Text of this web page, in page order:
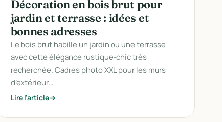
Décoration en bois brut pour
jardin et terrasse : idées et
bonnes adresses
Le bois brut habille un jardin ou une terrasse
avec cette élégance rustique-chic très
recherchée. Cadres photo XXL pour les murs
d’extérieur…
Lire l'article